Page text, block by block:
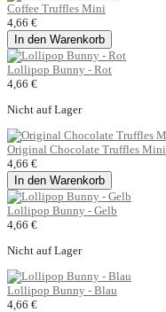
Coffee Truffles Mini
4,66 €
In den Warenkorb
Lollipop Bunny - Rot
4,66 €
Nicht auf Lager
Original Chocolate Truffles Mini
4,66 €
In den Warenkorb
Lollipop Bunny - Gelb
4,66 €
Nicht auf Lager
Lollipop Bunny - Blau
4,66 €